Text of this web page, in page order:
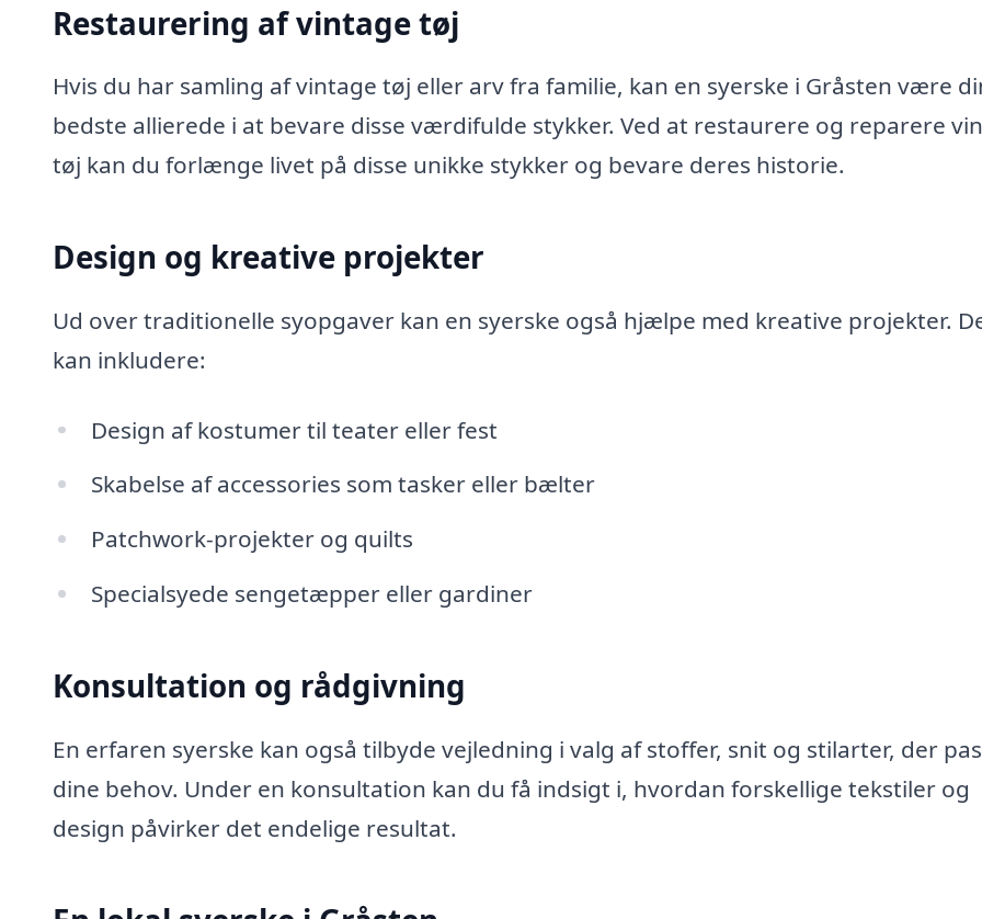
Restaurering af vintage tøj
Hvis du har samling af vintage tøj eller arv fra familie, kan en syerske i Gråsten være
bedste allierede i at bevare disse værdifulde stykker. Ved at restaurere og reparere
tøj kan du forlænge livet på disse unikke stykker og bevare deres historie.
Design og kreative projekter
Ud over traditionelle syopgaver kan en syerske også hjælpe med kreative projekter.
kan inkludere:
Design af kostumer til teater eller fest
Skabelse af accessories som tasker eller bælter
Patchwork-projekter og quilts
Specialsyede sengetæpper eller gardiner
Konsultation og rådgivning
En erfaren syerske kan også tilbyde vejledning i valg af stoffer, snit og stilarter, der
dine behov. Under en konsultation kan du få indsigt i, hvordan forskellige tekstiler og
design påvirker det endelige resultat.